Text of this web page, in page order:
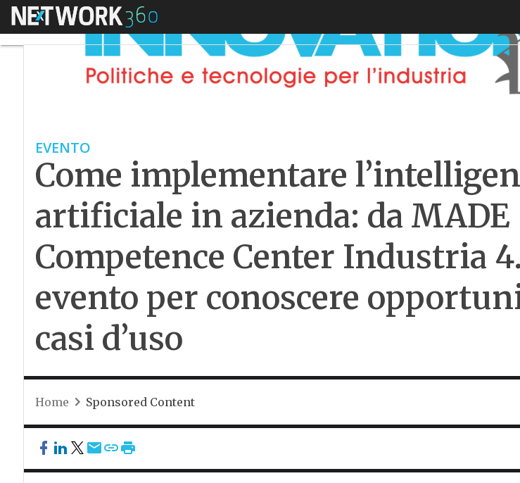
Menu
EVENTO
Come implementare
artificiale in azienda: da MADE
Competence Center Industria
evento per conoscere
casi d’uso
Home Sponsored Content